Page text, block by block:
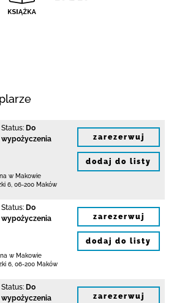
Status: Do
wypożyczenia
w Makowie
6 06-200 Maków
zarezerwuj
dodaj do listy
Status: Do
wypożyczenia
w Makowie
6 06-200 Maków
zarezerwuj
dodaj do listy
Status: Do
wypożyczenia
zarezerwuj